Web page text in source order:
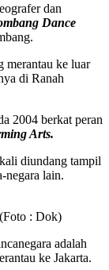
dan
Dance
merantau ke luar
di Ranah
2004 berkat peran
Arts.
diundang tampil
negara lain.
: Dok)
adalah
ke Jakarta.